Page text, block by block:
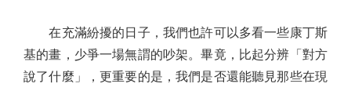
在充滿紛擾的日子，我們也許可以多看一些康丁斯
基的畫，少爭一場無謂的吵架。畢竟，比起分辨「對方
說了什麼」，更重要的是，我們是否還能聽見那些在現